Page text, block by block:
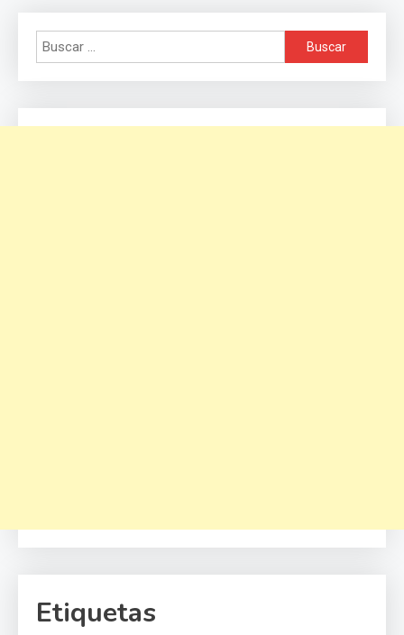
Buscar:
Etiquetas